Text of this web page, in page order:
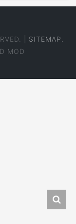
| SITEMAP.
MOD